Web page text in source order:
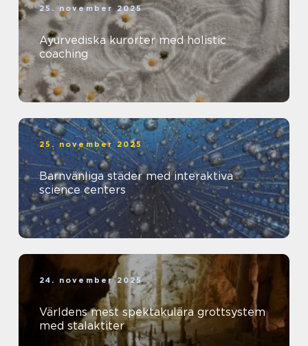
25. november 2025
Ayurvediska kurorter med holistic
coaching
25. november 2025
Barnvänliga städer med interaktiva
science centers
24. november 2025
Världens mest spektakulära grottsystem
med stalaktiter